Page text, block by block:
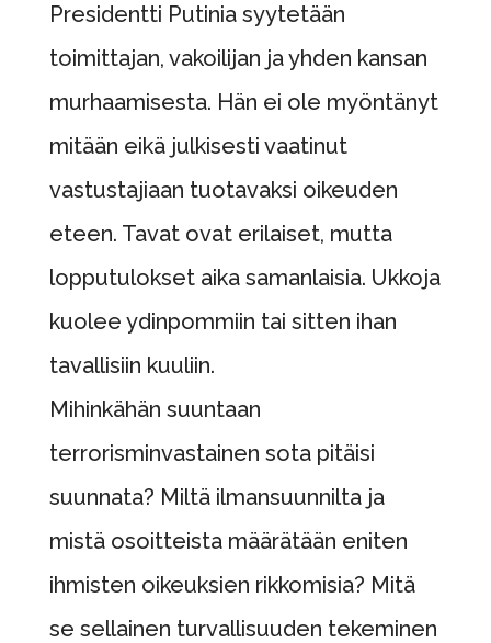
Presidentti Putinia syytetään
toimittajan, vakoilijan ja yhden kansan
murhaamisesta. Hän ei ole myöntänyt
mitään eikä julkisesti vaatinut
vastustajiaan tuotavaksi oikeuden
eteen. Tavat ovat erilaiset, mutta
lopputulokset aika samanlaisia. Ukkoja
kuolee ydinpommiin tai sitten ihan
tavallisiin kuuliin.
Mihinkähän suuntaan
terrorisminvastainen sota pitäisi
suunnata? Miltä ilmansuunnilta ja
mistä osoitteista määrätään eniten
ihmisten oikeuksien rikkomisia? Mitä
se sellainen turvallisuuden tekeminen